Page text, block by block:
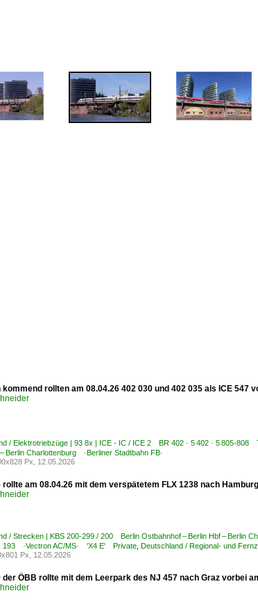
rollten am 08.04.26 402 030 und 402 035 als ICE 547
/ Elektrotriebzüge | 93 8x | ICE - IC / ICE 2 BR 402 · 5 402 · 5 805-808
Berlin Charlottenburg ·Berliner Stadtbahn FB·
Px, 12.05.2026
rollte am 08.04.26 mit dem verspätetem FLX 1238 nach
/ Strecken | KBS 200-299 / 200 Berlin Ostbahnhof – Berlin Hbf – Berlin
·Vectron AC/MS· 'X4 E' Private Deutschland / Regional- und
Px, 12.05.2026
der ÖBB rollte mit dem Leerpark des NJ 457 nach Graz vorbei